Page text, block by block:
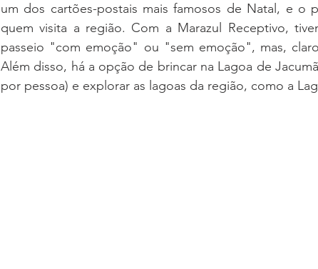
um dos cartões-postais mais famosos de Natal, e o
quem visita a região. Com a Marazul Receptivo,
passeio "com emoção" ou "sem emoção", mas,
Além disso, há a opção de brincar na Lagoa de
por pessoa) e explorar as lagoas da região, como a